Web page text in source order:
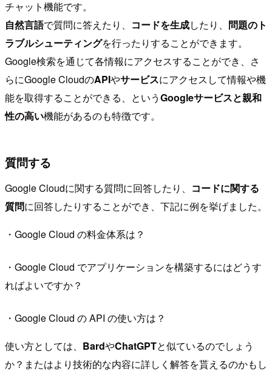
チャット機能です。
自然言語で質問に答えたり、 コードを生成したり、 問題のト
ラブルシューティングを行ったりすることができます。
Google検索を通じて各情報にアクセスすることができ、さ
らにGoogle CloudのAPIやサービスにアクセスして情報や機
能を取得することができる、というGoogleサービスと親和
性の高い機能があるのも特徴です。
質問する
Google Cloudに関する質問に回答したり、 コードに関する
質問に回答したりすることができ、下記に例を挙げました。
・Google Cloud の料金体系は？
・Google Cloud でアプリケーションを構築するにはどうす
ればよいですか？
・Google Cloud の API の使い方は？
使い方としては、 BardやChatGPTと似ているのでしょう
か？またはより技術的な内容に詳しく解答を貰えるのかもし